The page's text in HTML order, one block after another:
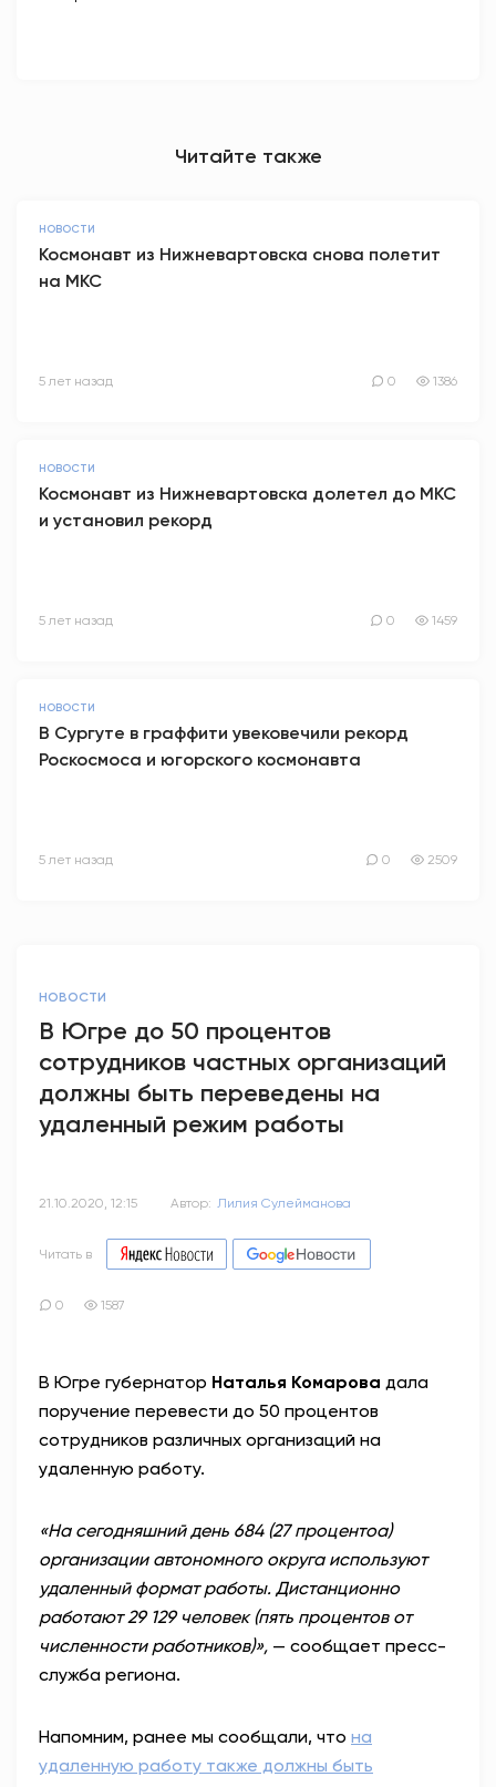
Читайте также
НОВОСТИ
Космонавт из Нижневартовска снова полетит
на МКС
5 лет назад 0 1386
НОВОСТИ
Космонавт из Нижневартовска долетел до МКС
и установил рекорд
5 лет назад 0 1459
НОВОСТИ
В Сургуте в граффити увековечили рекорд
Роскосмоса и югорского космонавта
5 лет назад 0 2509
НОВОСТИ
В Югре до 50 процентов
сотрудников частных организаций
должны быть переведены на
удаленный режим работы
21.10.2020, 12:15 Автор: Лилия Сулейманова
Читать в
0 1587
В Югре губернатор Наталья Комарова дала
поручение перевести до 50 процентов
сотрудников различных организаций на
удаленную работу.
«На сегодняшний день 684 (27 процентоа)
организации автономного округа используют
удаленный формат работы. Дистанционно
работают 29 129 человек (пять процентов от
численности работников)», — сообщает пресс-
служба региона.
Напомним, ранее мы сообщали, что на
удаленную работу также должны быть